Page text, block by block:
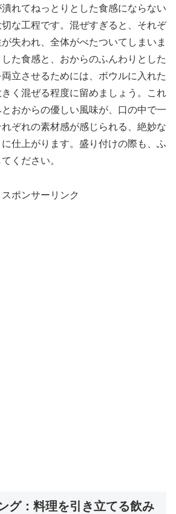
れてねっとりとした食感にならない
な工程です。混ぜすぎると、それぞ
失われ、全体がべたついてしまいま
た食感と、おからのふんわりとした
立させるためには、ボウルに入れた
く混ぜる程度に留めましょう。これ
おからの優しい風味が、口の中で一
ぞれの素材感が感じられる、絶妙な
仕上がります。盛り付けの際も、ふ
ください。
スポンサーリンク
グ：料理を引き立てる飲み